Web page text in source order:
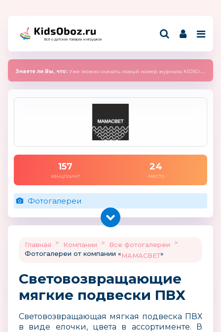
Всё о детских товарах и игрушках
Знаете ли Вы, что: Уже можно скачать новый номер журнала KIDSOBOZ 2025 (сентябрь)
157
канцпоинт
24
место
Фотогалереи
Главная > Компании > Все фотогалереи
>
Фотогалереи от компании «МАМАСВЕТ»
Световозвращающие
мягкие подвески ПВХ
Световозвращающая мягкая подвеска ПВХ
в виде елочки, цвета в ассортименте. В